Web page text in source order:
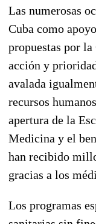
Las numerosas
Cuba como
propuestas por la
acción y
avalada
recursos
apertura de la
Medicina y el
han recibido
gracias a los
Los programas